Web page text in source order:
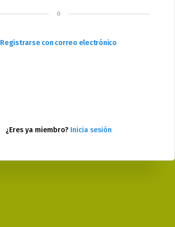
o
Registrarse con correo electrónico
¿Eres ya miembro? Inicia sesión